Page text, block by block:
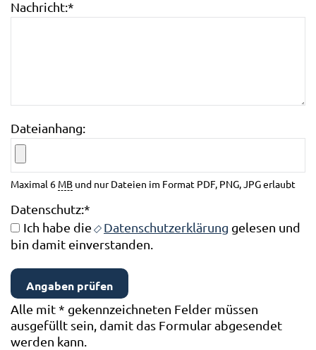
Nachricht:*
Dateianhang:
Maximal 6 MB und nur Dateien im Format PDF, PNG, JPG erlaubt
Datenschutz:*
Ich habe die
Datenschutzerklärung gelesen und
bin damit einverstanden.
Alle mit* gekennzeichneten Felder müssen
ausgefüllt sein, damit das Formular abgesendet
werden kann.